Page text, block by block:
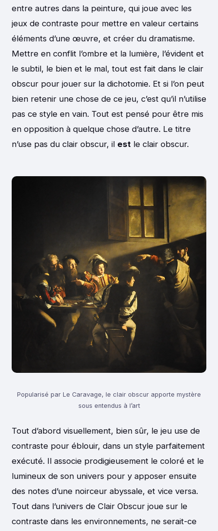
entre autres dans la peinture, qui joue avec les
jeux de contraste pour mettre en valeur certains
éléments d’une œuvre, et créer du dramatisme.
Mettre en conflit l’ombre et la lumière, l’évident et
le subtil, le bien et le mal, tout est fait dans le clair
obscur pour jouer sur la dichotomie. Et si l’on peut
bien retenir une chose de ce jeu, c’est qu’il n’utilise
pas ce style en vain. Tout est pensé pour être mis
en opposition à quelque chose d’autre. Le titre
n’use pas du clair obscur, il est le clair obscur.
Popularisé par Le Caravage, le clair obscur apporte mystère
sous entendus à l’art
Tout d’abord visuellement, bien sûr, le jeu use de
contraste pour éblouir, dans un style parfaitement
exécuté. Il associe prodigieusement le coloré et le
lumineux de son univers pour y apposer ensuite
des notes d’une noirceur abyssale, et vice versa.
Tout dans l’univers de Clair Obscur joue sur le
contraste dans les environnements, ne serait-ce